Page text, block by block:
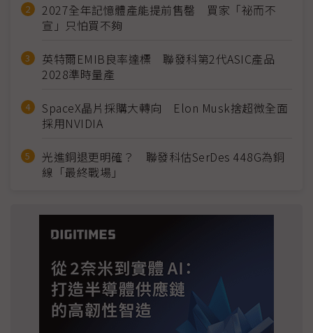
2027全年記憶體產能提前售罄 買家「祕而不
宣」只怕買不夠
英特爾EMIB良率達標 聯發科第2代ASIC產品
2028準時量產
SpaceX晶片採購大轉向 Elon Musk捨超微全面
採用NVIDIA
光進銅退更明確？ 聯發科估SerDes 448G為銅
線「最終戰場」